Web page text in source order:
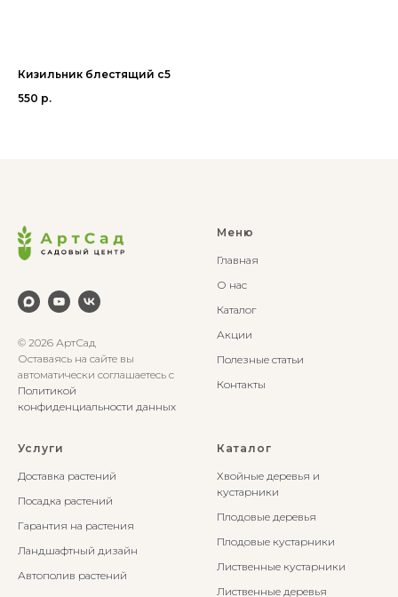
Кизильник блестящий с5
550 р.
© 2026 АртСад
Оставаясь на сайте вы
автоматически соглашаетесь с
Политикой
конфиденциальности данных
Меню
Главная
О нас
Каталог
Акции
Полезные статьи
Контакты
Услуги
Доставка растений
Посадка растений
Гарантия на растения
Ландшафтный дизайн
Автополив растений
Каталог
Хвойные деревья и
кустарники
Плодовые деревья
Плодовые кустарники
Лиственные кустарники
Лиственные деревья